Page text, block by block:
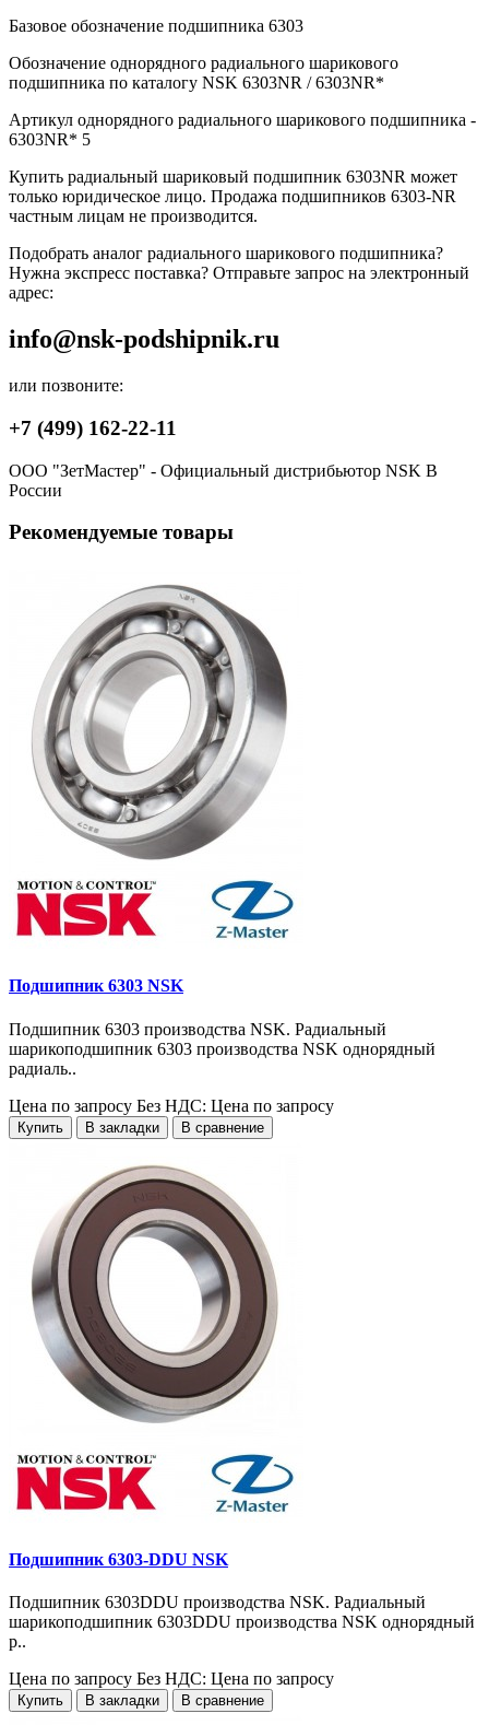
Базовое обозначение подшипника 6303
Обозначение однорядного радиального шарикового
подшипника по каталогу NSK 6303NR / 6303NR*
Артикул однорядного радиального шарикового подшипника -
6303NR* 5
Купить радиальный шариковый подшипник 6303NR может
только юридическое лицо. Продажа подшипников 6303-NR
частным лицам не производится.
Подобрать аналог радиального шарикового подшипника?
Нужна экспресс поставка? Отправьте запрос на электронный
адрес:
info@nsk-podshipnik.ru
или позвоните:
+7 (499) 162-22-11
ООО "ЗетМастер" - Официальный дистрибьютор NSK В
России
Рекомендуемые товары
Подшипник 6303 NSK
Подшипник 6303 производства NSK. Радиальный
шарикоподшипник 6303 производства NSK однорядный
радиаль..
Цена по запросу Без НДС: Цена по запросу
Купить В закладки В сравнение
Подшипник 6303-DDU NSK
Подшипник 6303DDU производства NSK. Радиальный
шарикоподшипник 6303DDU производства NSK однорядный
р..
Цена по запросу Без НДС: Цена по запросу
Купить В закладки В сравнение